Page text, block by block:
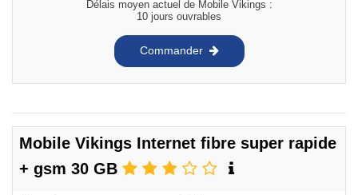
Délais moyen actuel de Mobile Vikings :
10 jours ouvrables
Commander
Mobile Vikings Internet fibre super rapide
+ gsm 30 GB